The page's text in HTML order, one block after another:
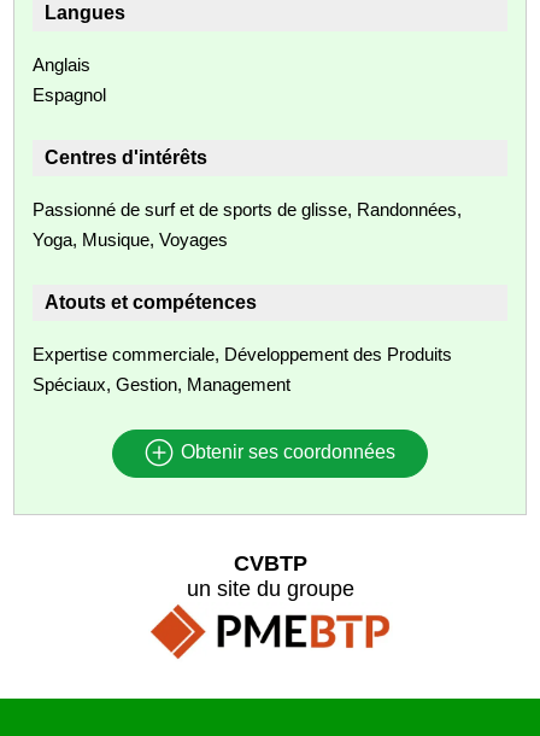
Langues
Anglais
Espagnol
Centres d'intérêts
Passionné de surf et de sports de glisse, Randonnées,
Yoga, Musique, Voyages
Atouts et compétences
Expertise commerciale, Développement des Produits
Spéciaux, Gestion, Management
Obtenir ses coordonnées
CVBTP
un site du groupe